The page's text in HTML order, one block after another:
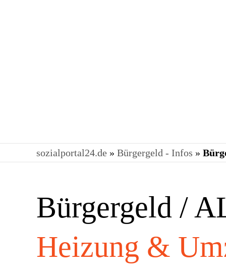
Wir prüfen Ihren Bescheid!
sozialportal24.de » Bürgergeld - Infos »
Bürgergeld /
Heizung &